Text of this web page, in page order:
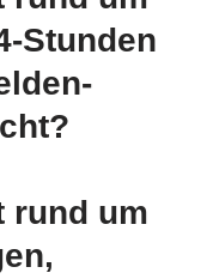
Stunden
rund um